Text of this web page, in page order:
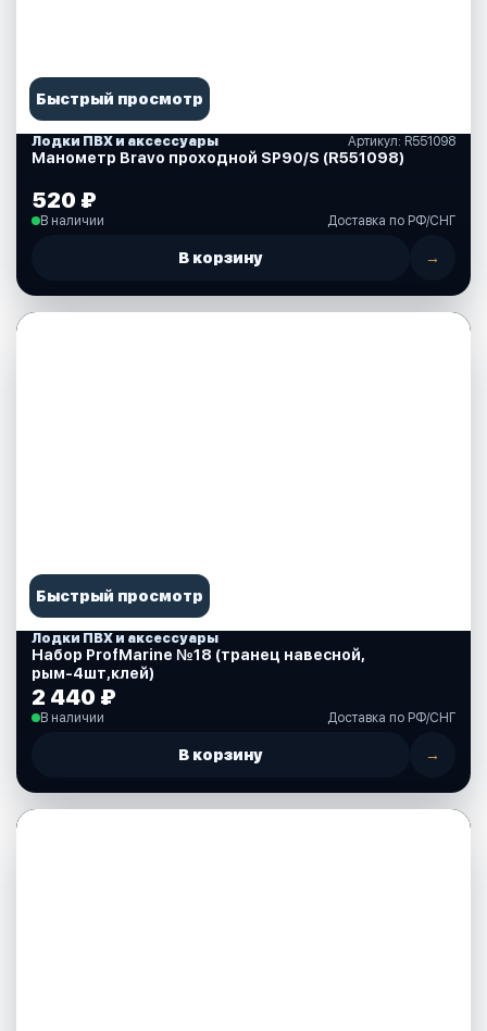
Быстрый просмотр
Лодки ПВХ и аксессуары Артикул: R551098
Манометр Bravo проходной SP90/S (R551098)
520 ₽
В наличии Доставка по РФ/СНГ
В корзину →
Быстрый просмотр
Лодки ПВХ и аксессуары
Набор ProfMarine №18 (транец навесной,
рым-4шт,клей)
2 440 ₽
В наличии Доставка по РФ/СНГ
В корзину →